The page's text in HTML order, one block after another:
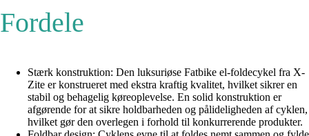
Fordele
Stærk konstruktion: Den luksuriøse Fatbike el-foldecykel fra X-
Zite er konstrueret med ekstra kraftig kvalitet, hvilket sikrer en
stabil og behagelig køreoplevelse. En solid konstruktion er
afgørende for at sikre holdbarheden og pålideligheden af cyklen,
hvilket gør den overlegen i forhold til konkurrerende produkter.